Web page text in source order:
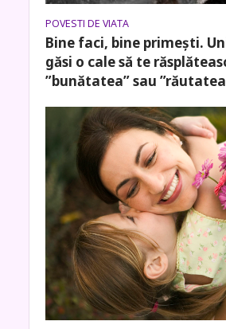
POVESTI DE VIATA
Bine faci, bine primești.
găsi o cale să te
”bunătatea” sau